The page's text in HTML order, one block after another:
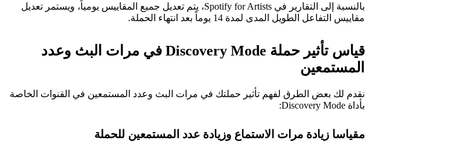
بالنسبة إلى التقارير في Spotify for Artists، يتم تعديل جميع المقاييس يومياً، ويستمر تعديل
مقاييس التفاعل الطويل المدى لمدة 14 يوماً بعد انتهاء الحملة.
قياس تأثير حملة Discovery Mode في مرات البث وعدد
المستمعين
نقدم لك بعض الطرق لفهم تأثير حملتك في مرات البث وعدد المستمعين في القنوات الخاصة
بأداة Discovery Mode:
مقياسا زيادة مرات الاستماع وزيادة عدد المستمعين للحملة